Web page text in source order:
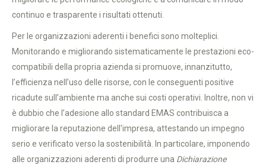
continuo e trasparente i risultati ottenuti.
Per le organizzazioni aderenti i benefici sono molteplici.
Monitorando e migliorando sistematicamente le prestazioni eco-
compatibili della propria azienda si promuove, innanzitutto,
l’efficienza nell’uso delle risorse, con le conseguenti positive
ricadute sull’ambiente ma anche sui costi operativi. Inoltre, non vi
è dubbio che l’adesione allo standard EMAS contribuisca a
migliorare la reputazione dell'impresa, attestando un impegno
serio e verificato verso la sostenibilità. In particolare, imponendo
alle organizzazioni aderenti di produrre una Dichiarazione